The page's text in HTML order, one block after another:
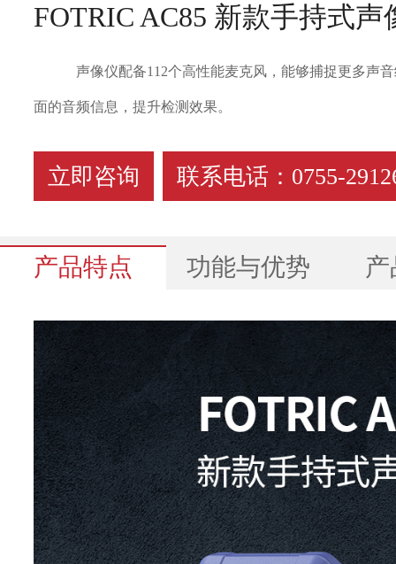
FOTRIC AC85 新款手持式声
声像仪配备112个高性能麦克风，能够捕捉更多声
面的音频信息，提升检测效果。
立即咨询 联系电话：0755-
产品特点 功能与优势
技术参数
型号
AC85
基本参数
麦克风通道
112个MEMS数字麦克
声像图视场
角(FOV)
66°*52°